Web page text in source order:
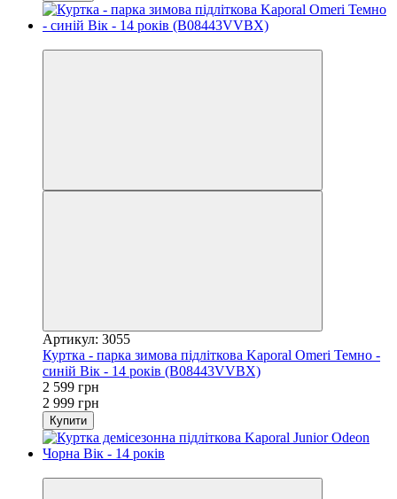
Артикул: 3055
Куртка - парка зимова підліткова Kaporal Omeri Темно -
синій Вік - 14 років (B08443VVBX)
2 599 грн
2 999 грн
Купити